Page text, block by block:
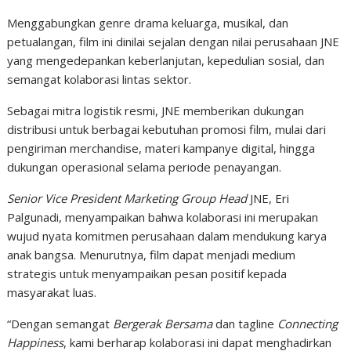
Menggabungkan genre drama keluarga, musikal, dan
petualangan, film ini dinilai sejalan dengan nilai perusahaan JNE
yang mengedepankan keberlanjutan, kepedulian sosial, dan
semangat kolaborasi lintas sektor.
Sebagai mitra logistik resmi, JNE memberikan dukungan
distribusi untuk berbagai kebutuhan promosi film, mulai dari
pengiriman merchandise, materi kampanye digital, hingga
dukungan operasional selama periode penayangan.
Senior Vice President Marketing Group HeadJNE, Eri
Palgunadi, menyampaikan bahwa kolaborasi ini merupakan
wujud nyata komitmen perusahaan dalam mendukung karya
anak bangsa. Menurutnya, film dapat menjadi medium
strategis untuk menyampaikan pesan positif kepada
masyarakat luas.
“Dengan semangat Bergerak Bersamadan tagline Connecting
Happiness, kami berharap kolaborasi ini dapat menghadirkan